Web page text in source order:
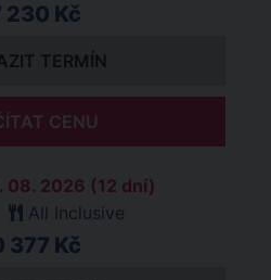
230 Kč
TERMÍN
CENU
08. 2026 (12 dní)
All Inclusive
377 Kč